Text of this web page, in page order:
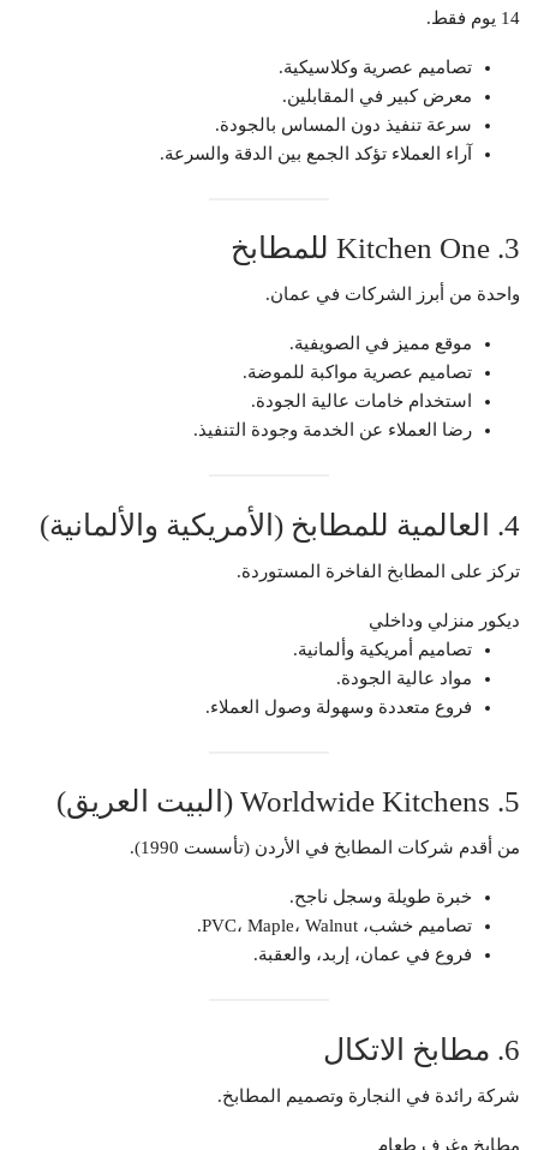
14 يوم فقط.
تصاميم عصرية وكلاسيكية.
معرض كبير في المقابلين.
سرعة تنفيذ دون المساس بالجودة.
آراء العملاء تؤكد الجمع بين الدقة والسرعة.
3. Kitchen One للمطابخ
واحدة من أبرز الشركات في عمان.
موقع مميز في الصويفية.
تصاميم عصرية مواكبة للموضة.
استخدام خامات عالية الجودة.
رضا العملاء عن الخدمة وجودة التنفيذ.
4. العالمية للمطابخ (الأمريكية والألمانية)
تركز على المطابخ الفاخرة المستوردة.
‏‫ديكور منزلي وداخلي‬
تصاميم أمريكية وألمانية.
مواد عالية الجودة.
فروع متعددة وسهولة وصول العملاء.
5. Worldwide Kitchens (البيت العريق)
من أقدم شركات المطابخ في الأردن (تأسست 1990).
خبرة طويلة وسجل ناجح.
تصاميم خشب، PVC، Maple، Walnut.
فروع في عمان، إربد، والعقبة.
6. مطابخ الاتكال
شركة رائدة في النجارة وتصميم المطابخ.
مطابخ وغرف طعام